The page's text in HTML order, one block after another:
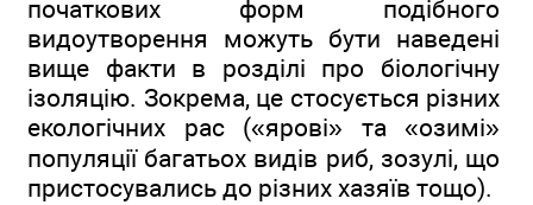
початкових форм подібного
видоутворення можуть бути наведені
вище факти в розділі про біологічну
ізоляцію. Зокрема, це стосується різних
екологічних рас («ярові» та «озимі»
популяції багатьох видів риб, зозулі, що
пристосувались до різних хазяїв тощо).